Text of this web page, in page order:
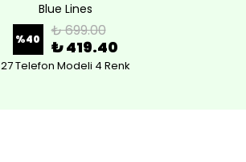
Blue Lines
%40 ₺ 699.00
₺ 419.40
27 Telefon Modeli 4 Renk